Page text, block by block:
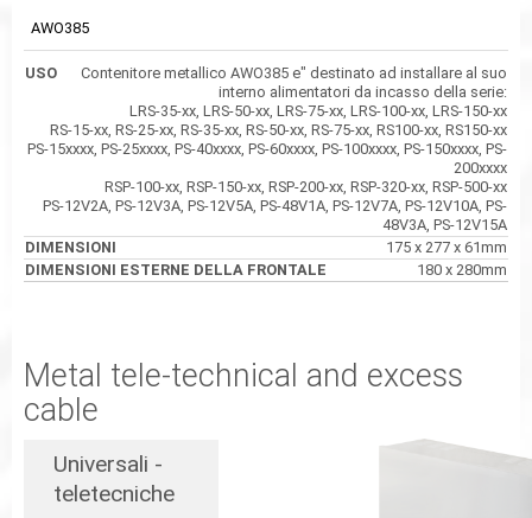
AWO385
Contenitore metallico AWO385 e" destinato ad installare al suo
interno alimentatori da incasso della serie:
LRS-35-xx, LRS-50-xx, LRS-75-xx, LRS-100-xx, LRS-150-xx
RS-15-xx, RS-25-xx, RS-35-xx, RS-50-xx, RS-75-xx, RS100-xx, RS150-xx
PS-15xxxx, PS-25xxxx, PS-40xxxx, PS-60xxxx, PS-100xxxx, PS-150xxxx, PS-
200xxxx
RSP-100-xx, RSP-150-xx, RSP-200-xx, RSP-320-xx, RSP-500-xx
PS-12V2A, PS-12V3A, PS-12V5A, PS-48V1A, PS-12V7A, PS-12V10A, PS-
48V3A, PS-12V15A
175 x 277 x 61mm
180 x 280mm
Metal tele-technical and excess
cable
Universali -
teletecniche